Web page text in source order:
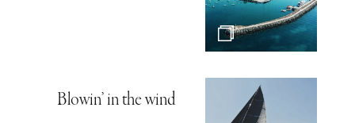
Blowin’ in the wind